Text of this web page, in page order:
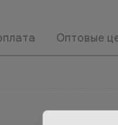
Оптовые